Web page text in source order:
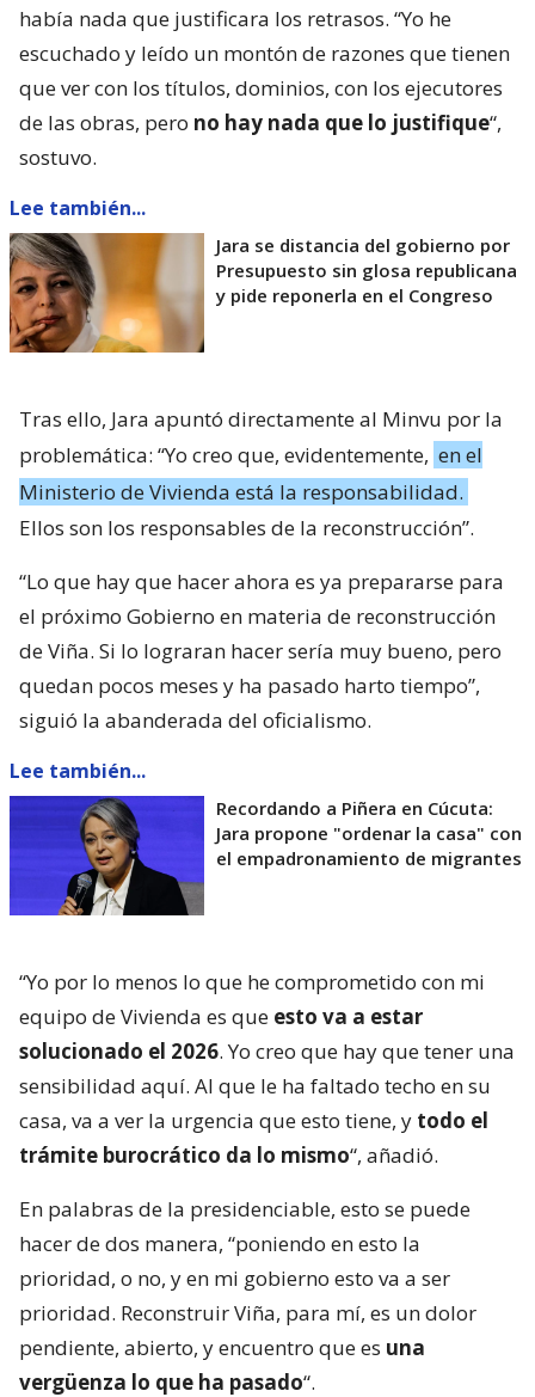
había nada que justificara los retrasos. “Yo he
escuchado y leído un montón de razones que tienen
que ver con los títulos, dominios, con los ejecutores
de las obras, pero no hay nada que lo justifique“,
sostuvo.
Lee también...
Jara se distancia del gobierno por
Presupuesto sin glosa republicana
y pide reponerla en el Congreso
Tras ello, Jara apuntó directamente al Minvu por la
problemática: “Yo creo que, evidentemente, en el
Ministerio de Vivienda está la responsabilidad.
Ellos son los responsables de la reconstrucción”.
“Lo que hay que hacer ahora es ya prepararse para
el próximo Gobierno en materia de reconstrucción
de Viña. Si lo lograran hacer sería muy bueno, pero
quedan pocos meses y ha pasado harto tiempo”,
siguió la abanderada del oficialismo.
Lee también...
Recordando a Piñera en Cúcuta:
Jara propone "ordenar la casa" con
el empadronamiento de migrantes
“Yo por lo menos lo que he comprometido con mi
equipo de Vivienda es que esto va a estar
solucionado el 2026. Yo creo que hay que tener una
sensibilidad aquí. Al que le ha faltado techo en su
casa, va a ver la urgencia que esto tiene, y todo el
trámite burocrático da lo mismo“, añadió.
En palabras de la presidenciable, esto se puede
hacer de dos manera, “poniendo en esto la
prioridad, o no, y en mi gobierno esto va a ser
prioridad. Reconstruir Viña, para mí, es un dolor
pendiente, abierto, y encuentro que es una
vergüenza lo que ha pasado“.